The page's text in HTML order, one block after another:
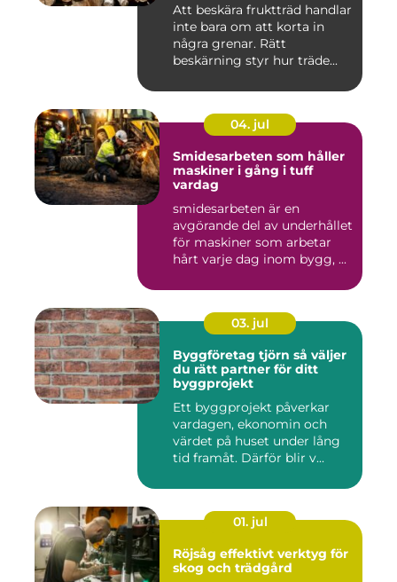
Att beskära fruktträd handlar
inte bara om att korta in
några grenar. Rätt
beskärning styr hur träde...
04. jul
Smidesarbeten som håller
maskiner i gång i tuff
vardag
smidesarbeten är en
avgörande del av underhållet
för maskiner som arbetar
hårt varje dag inom bygg, ...
03. jul
Byggföretag tjörn så väljer
du rätt partner för ditt
byggprojekt
Ett byggprojekt påverkar
vardagen, ekonomin och
värdet på huset under lång
tid framåt. Därför blir v...
01. jul
Röjsåg effektivt verktyg för
skog och trädgård